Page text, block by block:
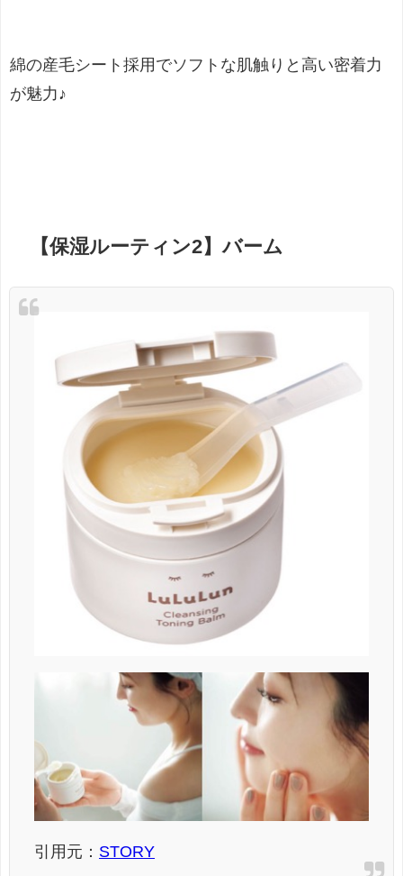
綿の産毛シート採用でソフトな肌触りと高い密着力
が魅力♪
【保湿ルーティン2】バーム
引用元： STORY